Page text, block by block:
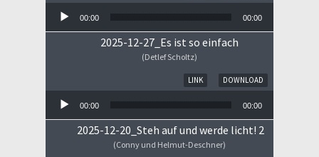
00:00 00:00
2025-12-27_Es ist so einfach
(Detlef Scholtz)
DOWNLOAD
LINK
00:00 00:00
2025-12-20_Steh auf und werde licht! 2
(Conny und Helmut-Deschner)